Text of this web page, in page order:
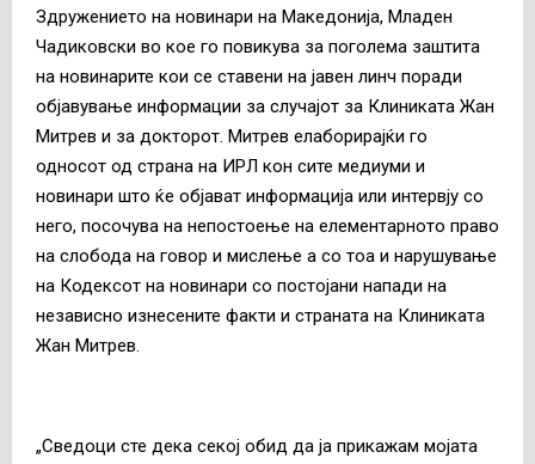
Здружението на новинари на Македонија, Младен
Чадиковски во кое го повикува за поголема заштита
на новинарите кои се ставени на јавен линч поради
објавување информации за случајот за Клиниката Жан
Митрев и за докторот. Митрев елаборирајќи го
односот од страна на ИРЛ кон сите медиуми и
новинари што ќе објават информација или интервју со
него, посочува на непостоење на елементарното право
на слобода на говор и мислење а со тоа и нарушување
на Кодексот на новинари со постојани напади на
независно изнесените факти и страната на Клиниката
Жан Митрев.
„Сведоци сте дека секој обид да ја прикажам мојата